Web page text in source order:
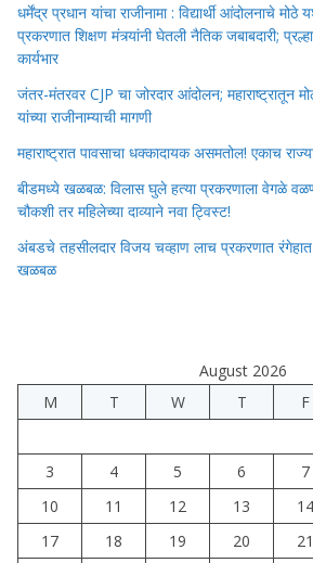
धर्मेंद्र प्रधान यांचा राजीनामा : विद्यार्थी आंदोलनाचे
प्रकरणात शिक्षण मंत्र्यांनी घेतली नैतिक जबाबदारी;
कार्यभार
जंतर-मंतरवर CJP चा जोरदार आंदोलन; महाराष्ट्रातून
यांच्या राजीनाम्याची मागणी
महाराष्ट्रात पावसाचा धक्कादायक असमतोल! एकाच
बीडमध्ये खळबळ: विलास घुले हत्या प्रकरणाला वेगळे
चौकशी तर महिलेच्या दाव्याने नवा ट्विस्ट!
अंबडचे तहसीलदार विजय चव्हाण लाच प्रकरणात
खळबळ
August 2026
M
T W T F
3
4 5 6 7
10
11 12 13 14
17
18 19 20 21